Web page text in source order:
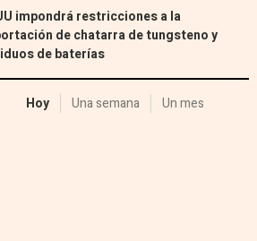
impondrá restricciones a la
de chatarra de tungsteno y
de baterías
Hoy Una semana Un mes